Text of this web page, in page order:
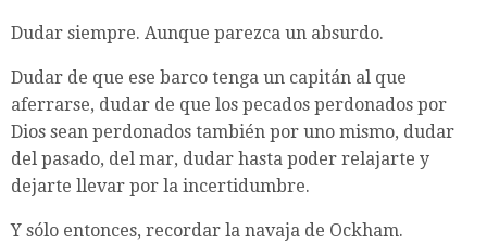
Dudar siempre. Aunque parezca un absurdo.
Dudar de que ese barco tenga un capitán al que
aferrarse, dudar de que los pecados perdonados por
Dios sean perdonados también por uno mismo, dudar
del pasado, del mar, dudar hasta poder relajarte y
dejarte llevar por la incertidumbre.
Y sólo entonces, recordar la navaja de Ockham.